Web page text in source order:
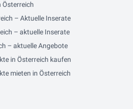
Österreich
– Aktuelle Inserate
– aktuelle Inserate
– aktuelle Angebote
in Österreich kaufen
mieten in Österreich